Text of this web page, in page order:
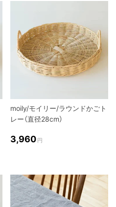
moily/モイリー/ラウンドかごト
レー（直径28cm）
3,960 円